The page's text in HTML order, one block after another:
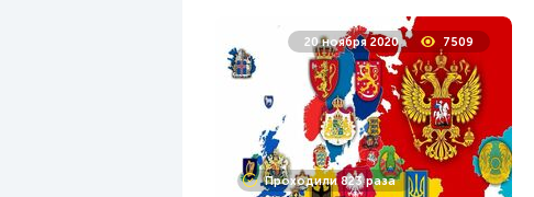
20 ноября 2020 7509
Проходили 823 раза